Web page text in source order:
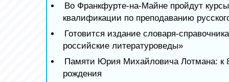
Во Франкфурте-на-Майне пройдут
квалификации по преподаванию
Готовится издание словаря-
российские литературоведы»
Памяти Юрия Михайловича Лотмана: к
рождения